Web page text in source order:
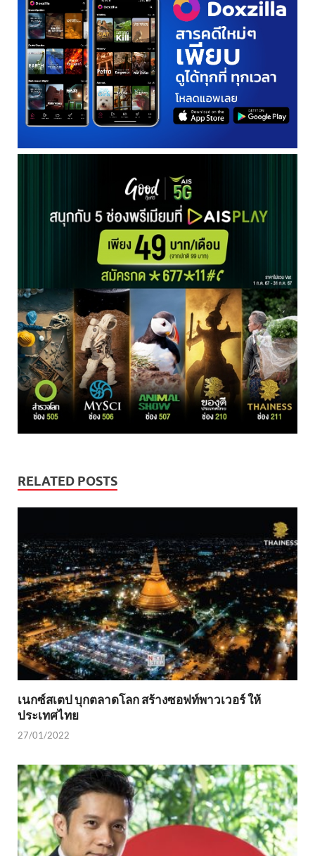
RELATED POSTS
เนกซ์สเตป บุกตลาดโลก สร้างซอฟท์พาวเวอร์ ให้
ประเทศไทย
27/01/2022